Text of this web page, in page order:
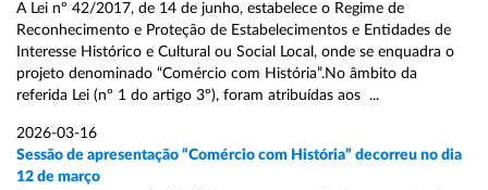
A Lei nº 42/2017, de 14 de junho, estabelece o Regime de
Reconhecimento e Proteção de Estabelecimentos e Entidades de
Interesse Histórico e Cultural ou Social Local, onde se enquadra o
projeto denominado “Comércio com História”.No âmbito da
referida Lei (nº 1 do artigo 3º), foram atribuídas aos ...
2026-03-16
Sessão de apresentação “Comércio com História” decorreu no dia
12 de março